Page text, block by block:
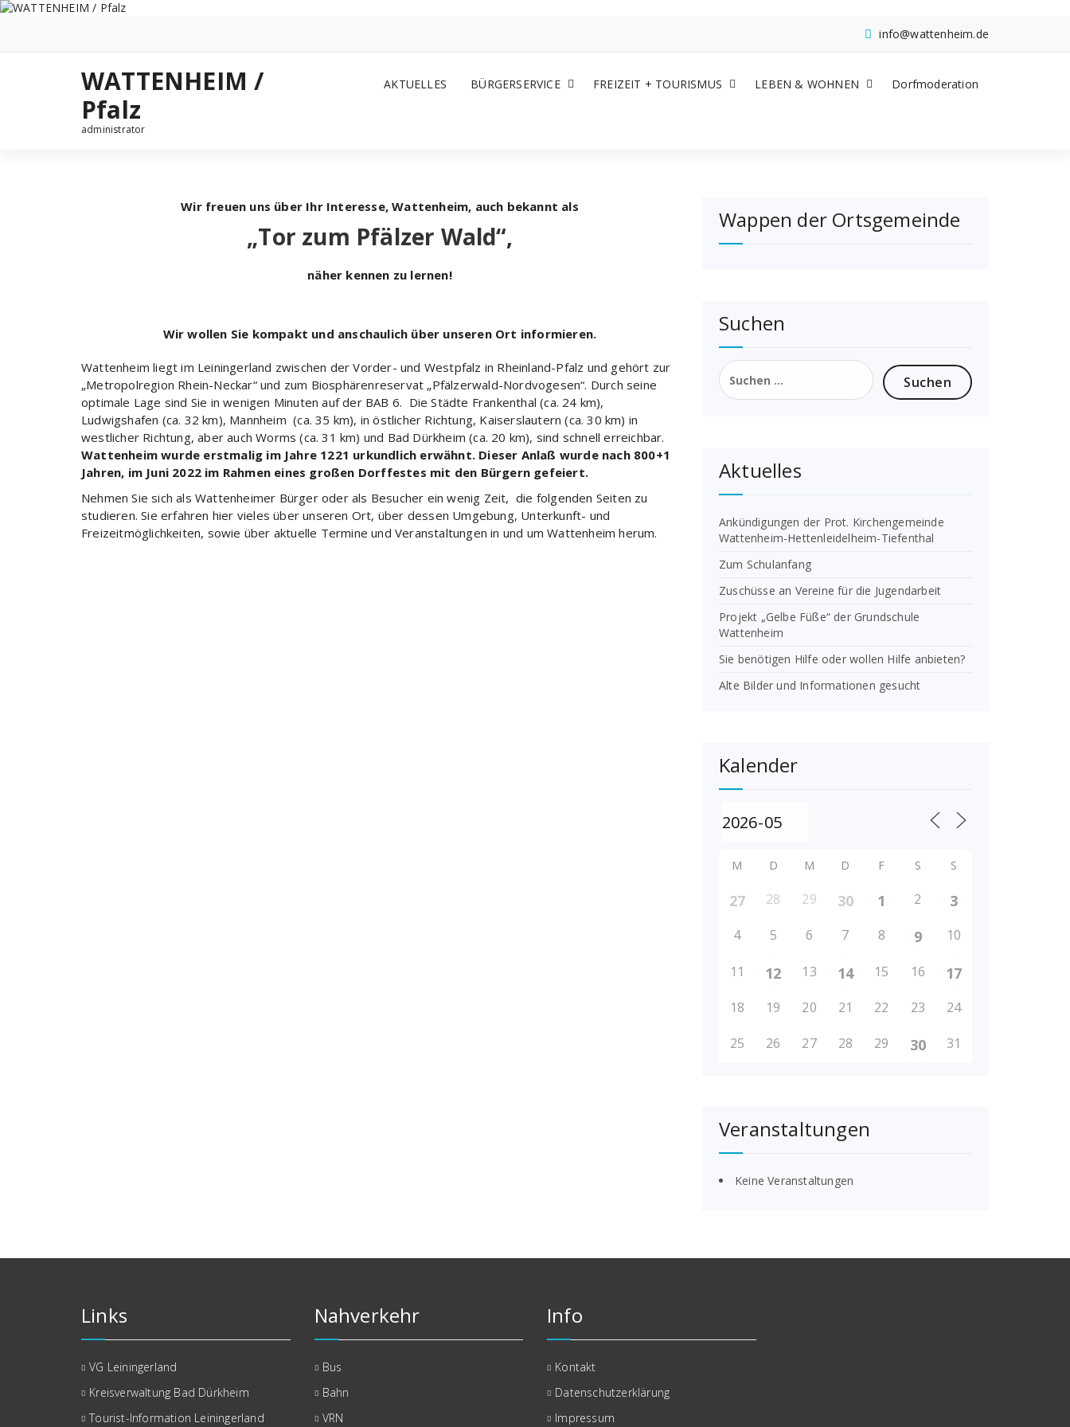
Zum
info@wattenheim.de
WATTENHEIM /
Pfalz
administrator
AKTUELLES BÜRGERSERVICE FREIZEIT + TOURISMUS LEBEN & WOHNEN Dorfmoderation
Wir freuen uns über Ihr Interesse, Wattenheim, auch bekannt als
„Tor zum Pfälzer Wald“,
näher kennen zu lernen!
Wir wollen Sie kompakt und anschaulich über unseren Ort informieren.
Wattenheim liegt im Leiningerland zwischen der Vorder- und Westpfalz in Rheinland-Pfalz und gehört zur
„Metropolregion Rhein-Neckar“ und zum Biosphärenreservat „Pfälzerwald-Nordvogesen“. Durch seine
optimale Lage sind Sie in wenigen Minuten auf der BAB 6. Die Städte Frankenthal (ca. 24 km),
Ludwigshafen (ca. 32 km), Mannheim (ca. 35 km), in östlicher Richtung, Kaiserslautern (ca. 30 km) in
westlicher Richtung, aber auch Worms (ca. 31 km) und Bad Dürkheim (ca. 20 km), sind schnell erreichbar.
Wattenheim wurde erstmalig im Jahre 1221 urkundlich erwähnt. Dieser Anlaß wurde nach 800+1
Jahren, im Juni 2022 im Rahmen eines großen Dorffestes mit den Bürgern gefeiert.
Nehmen Sie sich als Wattenheimer Bürger oder als Besucher ein wenig Zeit, die folgenden Seiten zu
studieren. Sie erfahren hier vieles über unseren Ort, über dessen Umgebung, Unterkunft- und
Freizeitmöglichkeiten, sowie über aktuelle Termine und Veranstaltungen in und um Wattenheim herum.
Wappen der Ortsgemeinde
Suchen
Suchen
nach:
Aktuelles
Ankündigungen der Prot. Kirchengemeinde
Wattenheim-Hettenleidelheim-Tiefenthal
Zum Schulanfang
Zuschüsse an Vereine für die Jugendarbeit
Projekt „Gelbe Füße“ der Grundschule
Wattenheim
Sie benötigen Hilfe oder wollen Hilfe anbieten?
Alte Bilder und Informationen gesucht
Kalender
M D M D F S S
27 28 29 30 1 2 3
4 5 6 7 8 9 10
11 12 13 14 15 16 17
18 19 20 21 22 23 24
25 26 27 28 29 30 31
Veranstaltungen
Keine Veranstaltungen
Links
VG Leiningerland
Kreisverwaltung Bad Dürkheim
Tourist-Information Leiningerland
Nahverkehr
Bus
Bahn
VRN
Info
Kontakt
Datenschutzerklärung
Impressum